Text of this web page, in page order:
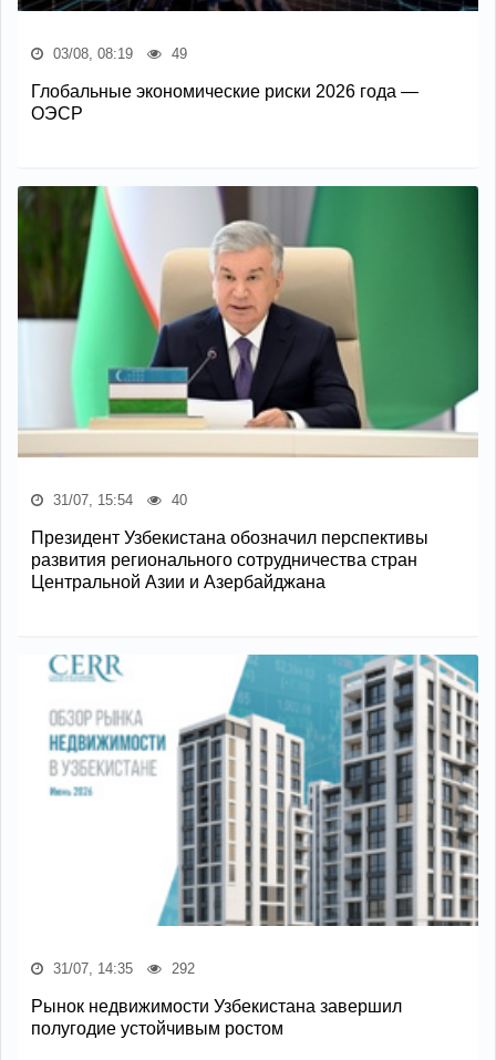
03/08, 08:19 49
Глобальные экономические риски 2026 года —
ОЭСР
31/07, 15:54 40
Президент Узбекистана обозначил перспективы
развития регионального сотрудничества стран
Центральной Азии и Азербайджана
31/07, 14:35 292
Рынок недвижимости Узбекистана завершил
полугодие устойчивым ростом